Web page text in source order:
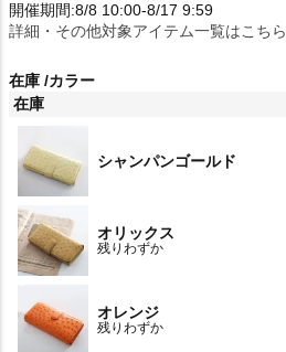
開催期間:8/8 10:00-8/17 9:59
詳細・その他対象アイテム一覧はこちら
在庫 カラー
在庫
シャンパンゴールド
オリックス
残りわずか
オレンジ
残りわずか